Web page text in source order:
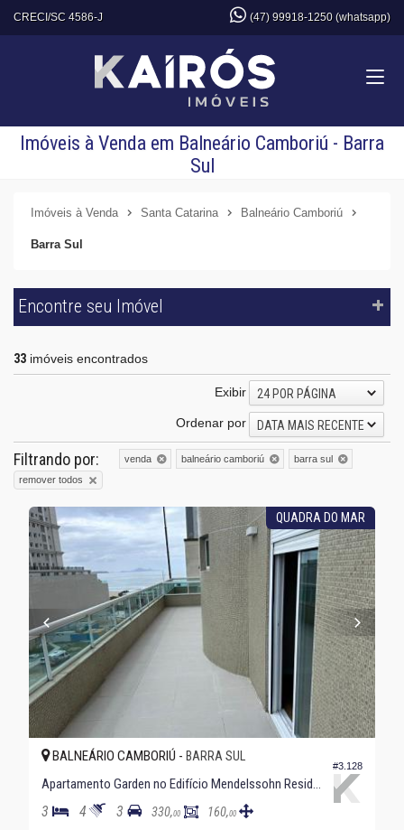
CRECI/SC 4586-J (47) 99918-1250 (whatsapp)
Imóveis à Venda em Balneário Camboriú - Barra
Sul
Imóveis à Venda Santa Catarina Balneário Camboriú
Barra Sul
Encontre seu Imóvel
33 imóveis encontrados
Exibir
24 POR PÁGINA
Ordenar por
DATA MAIS RECENTE
Filtrando por: venda balneário camboriú
barra sul
remover todos
QUADRA DO MAR
#3.128
BALNEÁRIO CAMBORIÚ - BARRA SUL
Apartamento Garden no Edifício Mendelssohn Residence
3 4 3 330,00 160,00